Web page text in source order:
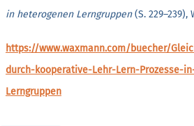
in heterogenen Lerngruppen(S. 229–239),
https://www.waxmann.com/buecher/
durch-kooperative-Lehr-Lern-Prozesse-
Lerngruppen